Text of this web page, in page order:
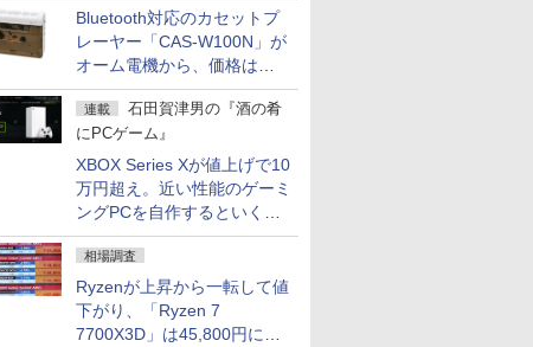
Bluetooth対応のカセットプ
レーヤー「CAS-W100N」が
オーム電機から、価格は
5,940円
連載
石田賀津男の『酒の肴
にPCゲーム』
XBOX Series Xが値上げで10
万円超え。近い性能のゲーミ
ングPCを自作するといくら
になる？
相場調査
Ryzenが上昇から一転して値
下がり、「Ryzen 7
7700X3D」は45,800円に急